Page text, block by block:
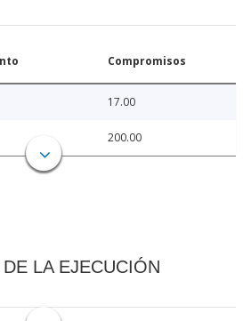
Compromisos
17.00
200.00
LA EJECUCIÓN